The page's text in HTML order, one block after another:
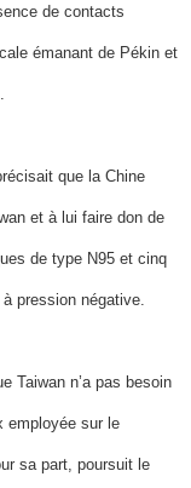
de contacts
émanant de Pékin et
que la Chine
et à lui faire don de
de type N95 et cinq
pression négative.
Taiwan n’a pas besoin
employée sur le
sa part, poursuit le